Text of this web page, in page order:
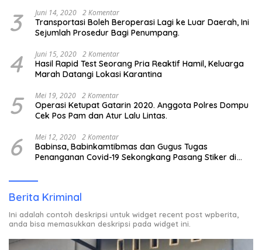
3 Juni 14, 2020 2 Komentar
Transportasi Boleh Beroperasi Lagi ke Luar Daerah, Ini
Sejumlah Prosedur Bagi Penumpang.
4 Juni 15, 2020 2 Komentar
Hasil Rapid Test Seorang Pria Reaktif Hamil, Keluarga
Marah Datangi Lokasi Karantina
5 Mei 19, 2020 2 Komentar
Operasi Ketupat Gatarin 2020. Anggota Polres Dompu
Cek Pos Pam dan Atur Lalu Lintas.
6 Mei 12, 2020 2 Komentar
Babinsa, Babinkamtibmas dan Gugus Tugas
Penanganan Covid-19 Sekongkang Pasang Stiker di
Berita Kriminal
Ini adalah contoh deskripsi untuk widget recent post wpberita,
anda bisa memasukkan deskripsi pada widget ini.